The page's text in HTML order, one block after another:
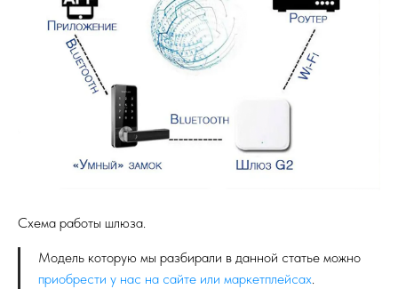
Схема работы шлюза.
Модель которую мы разбирали в данной статье можно
приобрести у нас на сайте или маркетплейсах.